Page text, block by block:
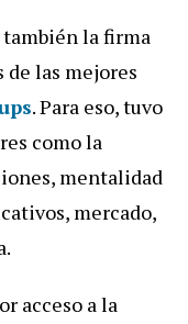
también la firma
las mejores
. Para eso, tuvo
como la
mentalidad
mercado,
acceso a la